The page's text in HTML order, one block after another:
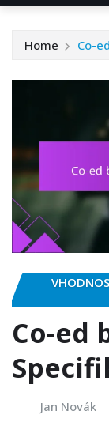
Home Co-
Co-ed
Jan Novák